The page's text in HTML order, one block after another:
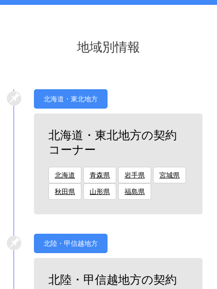
地域別情報
北海道・東北地方
北海道・東北地方の契約
コーナー
北海道 青森県 岩手県 宮城県
秋田県 山形県 福島県
北陸・甲信越地方
北陸・甲信越地方の契約